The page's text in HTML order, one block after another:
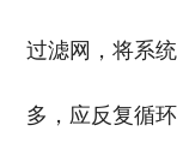
过滤网，将系
多，应反复循